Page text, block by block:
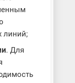
линий;
. Для